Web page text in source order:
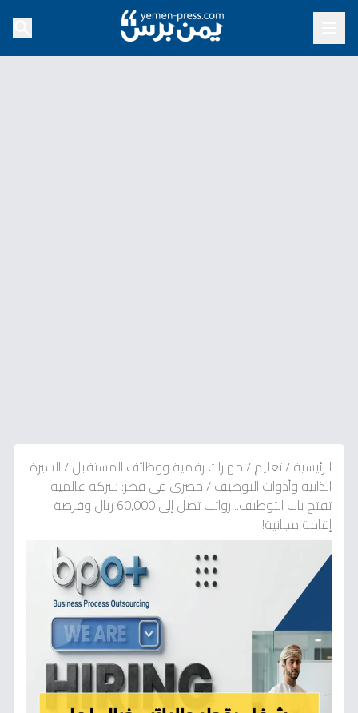
الرئيسية/تعليم/مهارات رقمية ووظائف المستقبل/السيرة
الذاتية وأدوات التوظيف/حصري في قطر: شركة عالمية
تفتح باب التوظيف.. رواتب تصل إلى 60,000 ريال وفرصة
إقامة مجانية!